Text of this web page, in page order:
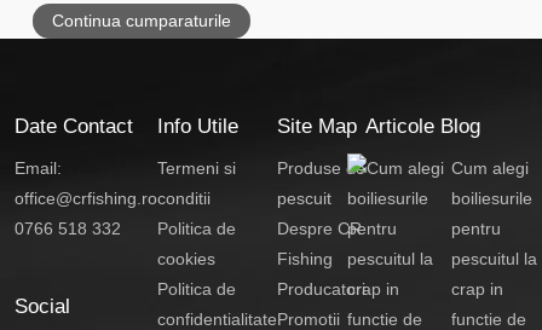
Continua cumparaturile
Date Contact
Email:
office@crfishing.ro
0766 518 332
Social
Info Utile
Termeni si
conditii
Politica de
cookies
Politica de
confidentialitate
Site Map
Produse de
pescuit
Despre CR
Fishing
Producatori
Promotii
Articole Blog
Cum alegi
boiliesurile
pentru
pescuitul la
crap in
functie de